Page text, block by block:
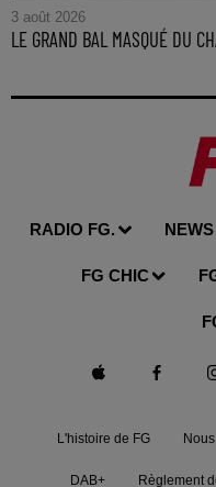
3 août 2026
LE GRAND BAL MASQUÉ DU
RADIO FG. NEWS
FG CHIC
L'histoire de FG
DAB+ Règlement